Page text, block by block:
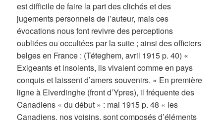
est difficile de faire la part des clichés et des
jugements personnels de l’auteur, mais ces
évocations nous font revivre des perceptions
oubliées ou occultées par la suite ; ainsi des officiers
belges en France : (Téteghem, avril 1915 p. 40) «
Exigeants et insolents, ils vivaient comme en pays
conquis et laissent d’amers souvenirs. » En première
ligne à Elverdinghe (front d’Ypres), il fréquente des
Canadiens « du début » : mai 1915 p. 48 « les
Canadiens, nos voisins, sont composés d’éléments